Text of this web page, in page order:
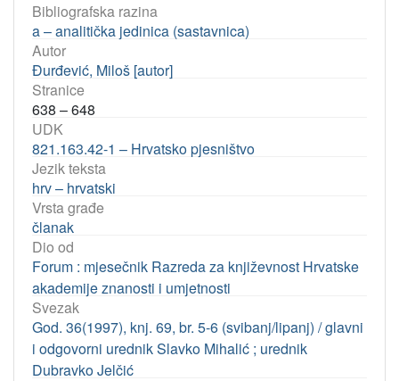
Bibliografska razina
a – analitička jedinica (sastavnica)
Autor
Đurđević, Miloš [autor]
Stranice
638 – 648
UDK
821.163.42-1 – Hrvatsko pjesništvo
Jezik teksta
hrv – hrvatski
Vrsta građe
članak
Dio od
Forum : mjesečnik Razreda za književnost Hrvatske
akademije znanosti i umjetnosti
Svezak
God. 36(1997), knj. 69, br. 5-6 (svibanj/lipanj) / glavni
i odgovorni urednik Slavko Mihalić ; urednik
Dubravko Jelčić